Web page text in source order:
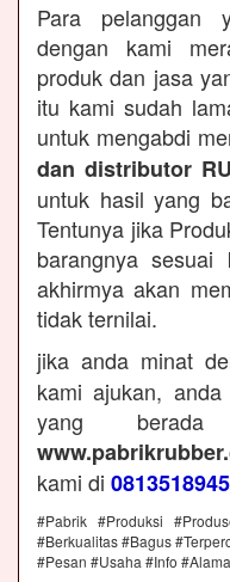
Para pelanggan
dengan kami
produk dan jasa
itu kami sudah
untuk mengabdi
dan distributor
untuk hasil yang
Tentunya jika
barangnya
akhirmya akan
tidak ternilai.
jika anda minat
kami ajukan,
yang
kami di
#Pabrik #Produksi
#Berkualitas #Bagus
#Pesan #Usaha #Info